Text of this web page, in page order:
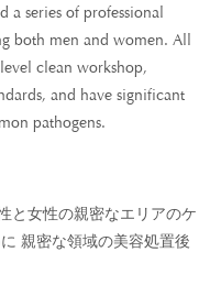
a series of professional
both men and women. All
clean workshop,
and have significant
pathogens.
と女性の親密なエリアのケ
親密な領域の美容処置後